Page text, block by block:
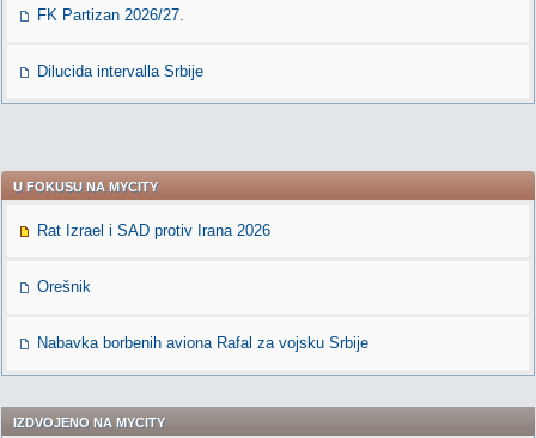
FK Partizan 2026/27.
Dilucida intervalla Srbije
U FOKUSU NA MYCITY
Rat Izrael i SAD protiv Irana 2026
Orešnik
Nabavka borbenih aviona Rafal za vojsku Srbije
IZDVOJENO NA MYCITY